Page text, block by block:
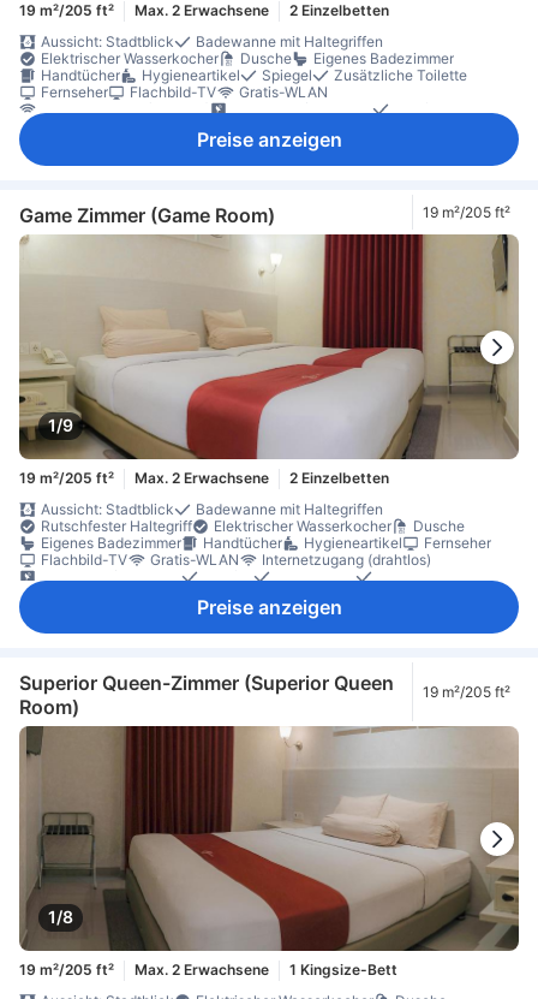
19 m²/205 ft² Max. 2 Erwachsene
2 Einzelbetten
Aussicht: Stadtblick
Badewanne mit Haltegriffen
Elektrischer Wasserkocher
Dusche
Eigenes Badezimmer
Handtücher
Hygieneartikel Spiegel
Zusätzliche Toilette
Fernseher
Flachbild-TV
Gratis-WLAN
Gratis-Wasser
Tee (gratis)
Preise anzeigen
Game Zimmer (Game Room) 19 m²/205 ft²
1/9
19 m²/205 ft² Max. 2 Erwachsene
2 Einzelbetten
Aussicht: Stadtblick
Badewanne mit Haltegriffen
Rutschfester Haltegriff
Elektrischer Wasserkocher
Dusche
Eigenes Badezimmer
Handtücher Hygieneartikel
Fernseher
Flachbild-TV
Gratis-WLAN
Internetzugang (drahtlos)
Gratis-Wasser
Tee- und Kaffeezubereiter
Wasserkocher
Preise anzeigen
Superior Queen-Zimmer (Superior Queen
Room)
19 m²/205 ft²
1/8
19 m²/205 ft² Max. 2 Erwachsene
1 Kingsize-Bett